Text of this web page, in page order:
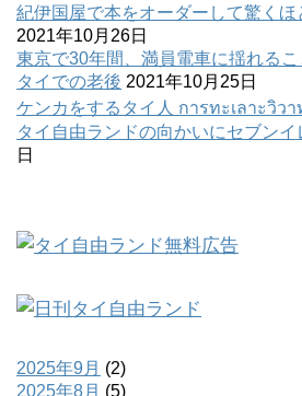
紀伊国屋で本をオーダーして驚く
2021年10月26日
東京で30年間、満員電車に揺れるこ
タイでの老後 2021年10月25日
ケンカをするタイ人 การทะเลาะวิว
タイ自由ランドの向かいにセブンイ
日
2025年9月 (2)
2025年8月 (5)